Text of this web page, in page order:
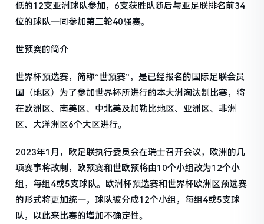
低的12支亚洲球队参加，6支获胜队随后与亚足联排名前34
位的球队一同参加第二轮40强赛。
世预赛的简介
世界杯预选赛，简称“世预赛”，是已经报名的国际足联会员
国（地区）为了参加世界杯所进行的本大洲淘汰制比赛，将
在欧洲区、南美区、中北美及加勒比地区、亚洲区、非洲
区、大洋洲区6个大区进行。
2023年1月，欧足联执行委员会在瑞士召开会议，欧洲的几
项赛事将改制，欧预赛和世欧预将由10个小组改为12个小
组，每组4或5支球队。欧洲杯预选赛和世界杯欧洲区预选赛
的形式将更加统一，球队被分成12个小组，每组4或5支球
队，以此来比赛的增加不确定性。